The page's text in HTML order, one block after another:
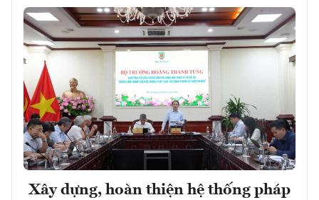
Xây dựng, hoàn thiện hệ thống pháp